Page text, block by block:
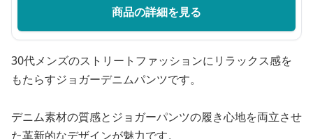
商品の詳細を見る
30代メンズのストリートファッションにリラックス感を
もたらすジョガーデニムパンツです。
デニム素材の質感とジョガーパンツの履き心地を両立させ
た革新的なデザインが魅力です。